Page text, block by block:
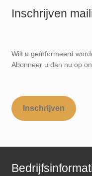
Inschrijven
Wilt u geïnformeerd
Abonneer u dan nu op
Inschrijven